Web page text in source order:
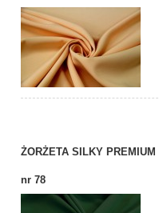
ŻORŻETA SILKY
nr 78